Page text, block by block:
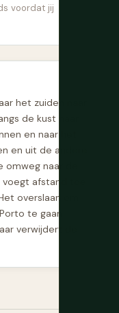
voordat jij
het zuiden naar
de kust naar
en naar het
en uit de andere
naar de
afstand toe
overslaan om
te gaan
verwijdert de